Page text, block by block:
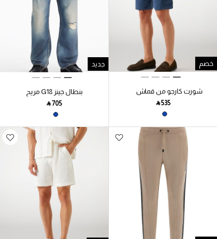
خصم
شورت كارجو من قماش
‎ ⃁ ⁦535⁩ ‎
جديد
بنطال جينز G18 مريح
‎ ⃁ ⁦705⁩ ‎